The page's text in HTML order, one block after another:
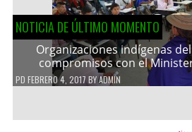
NOTICIA DE ÚLTIMO MOMENTO
Organizaciones indígenas
compromisos con el
PD FEBRERO 4, 2017 BYADMIN